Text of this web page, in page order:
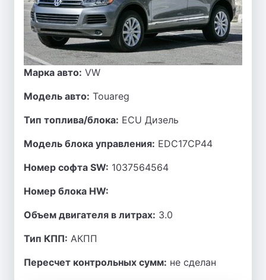
Марка авто: VW
Модель авто: Touareg
Тип топлива/блока: ECU Дизель
Модель блока управления: EDC17CP44
Номер софта SW: 1037564564
Номер блока HW:
Объем двигателя в литрах: 3.0
Тип КПП: АКПП
Пересчет контрольных сумм: не сделан